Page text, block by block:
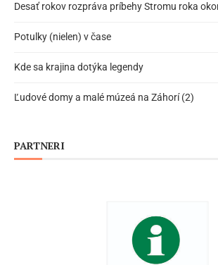
Desať rokov rozpráva príbehy Stromu roka
Potulky (nielen) v čase
Kde sa krajina dotýka legendy
Ľudové domy a malé múzeá na Záhorí (2)
PARTNERI